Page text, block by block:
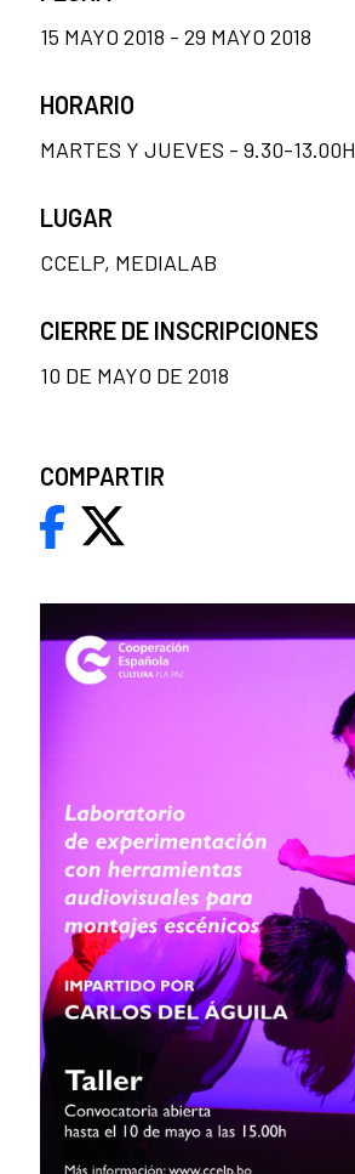
15 MAYO 2018 - 29 MAYO 2018
HORARIO
MARTES Y JUEVES - 9.30-13.00H
LUGAR
CCELP, MEDIALAB
CIERRE DE INSCRIPCIONES
10 DE MAYO DE 2018
COMPARTIR